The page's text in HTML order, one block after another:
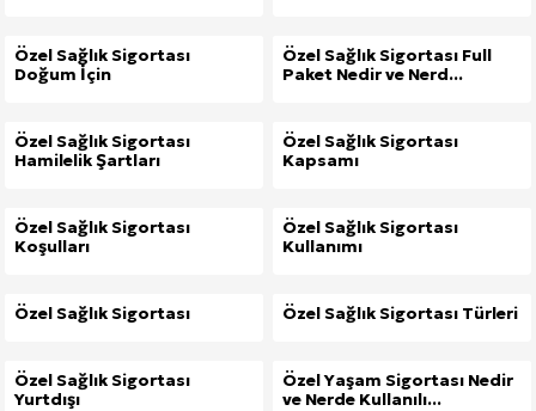
Özel Sağlık Sigortası
Doğum İçin
Özel Sağlık Sigortası Full
Paket Nedir ve Nerd...
Özel Sağlık Sigortası
Hamilelik Şartları
Özel Sağlık Sigortası
Kapsamı
Özel Sağlık Sigortası
Koşulları
Özel Sağlık Sigortası
Kullanımı
Özel Sağlık Sigortası Özel Sağlık Sigortası Türleri
Özel Sağlık Sigortası
Yurtdışı
Özel Yaşam Sigortası Nedir
ve Nerde Kullanılı...
Dar Tavanlı Alanlar İçin Oval Hava Kanalı Avantajları